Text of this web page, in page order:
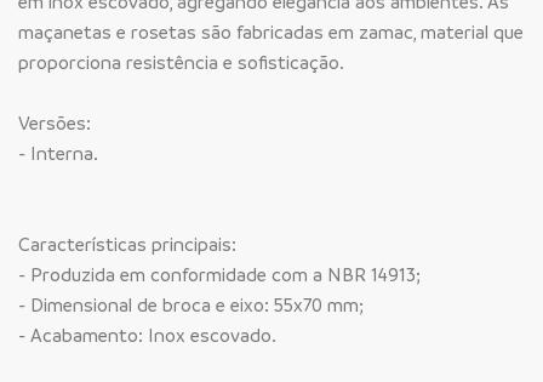
maçanetas e rosetas são fabricadas em zamac, material que
proporciona resistência e sofisticação.
Versões:
- Interna.
Características principais:
- Produzida em conformidade com a NBR 14913;
- Dimensional de broca e eixo: 55x70 mm;
- Acabamento: Inox escovado.